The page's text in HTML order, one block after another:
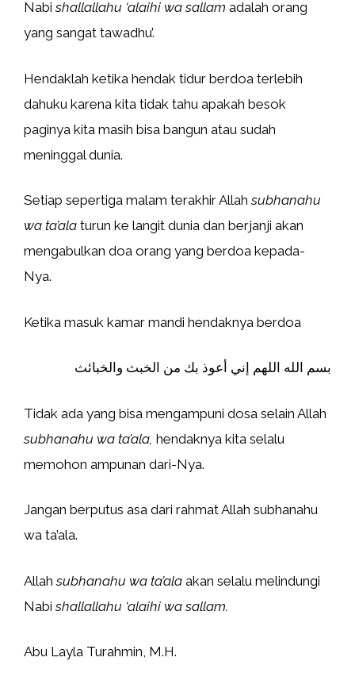
Nabishallallahu ‘alaihi wa sallam adalah orang
yang sangat tawadhu’.
Hendaklah ketika hendak tidur berdoa terlebih
dahuku karena kita tidak tahu apakah besok
paginya kita masih bisa bangun atau sudah
meninggal dunia.
Setiap sepertiga malam terakhir Allahsubhanahu
wa ta’ala turun ke langit dunia dan berjanji akan
mengabulkan doa orang yang berdoa kepada-
Nya.
Ketika masuk kamar mandi hendaknya berdoa
بسم الله اللهم إني أعوذ بك من الخبث والخبائث
Tidak ada yang bisa mengampuni dosa selain Allah
subhanahu wa ta’ala, hendaknya kita selalu
memohon ampunan dari-Nya.
Jangan berputus asa dari rahmat Allah subhanahu
wa ta’ala.
Allahsubhanahu wa ta’ala akan selalu melindungi
Nabishallallahu ‘alaihi wa sallam.
Abu Layla Turahmin, M.H.